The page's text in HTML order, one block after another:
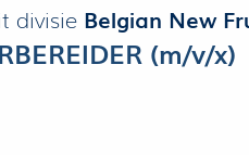
divisie Belgian New
(m/v/x)